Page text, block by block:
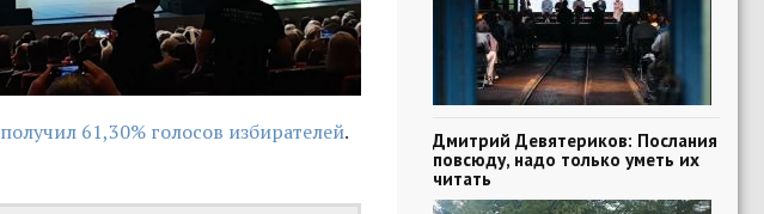
получил 61,30% голосов избирателей.
Дмитрий Девятериков: Послания
повсюду, надо только уметь их
читать